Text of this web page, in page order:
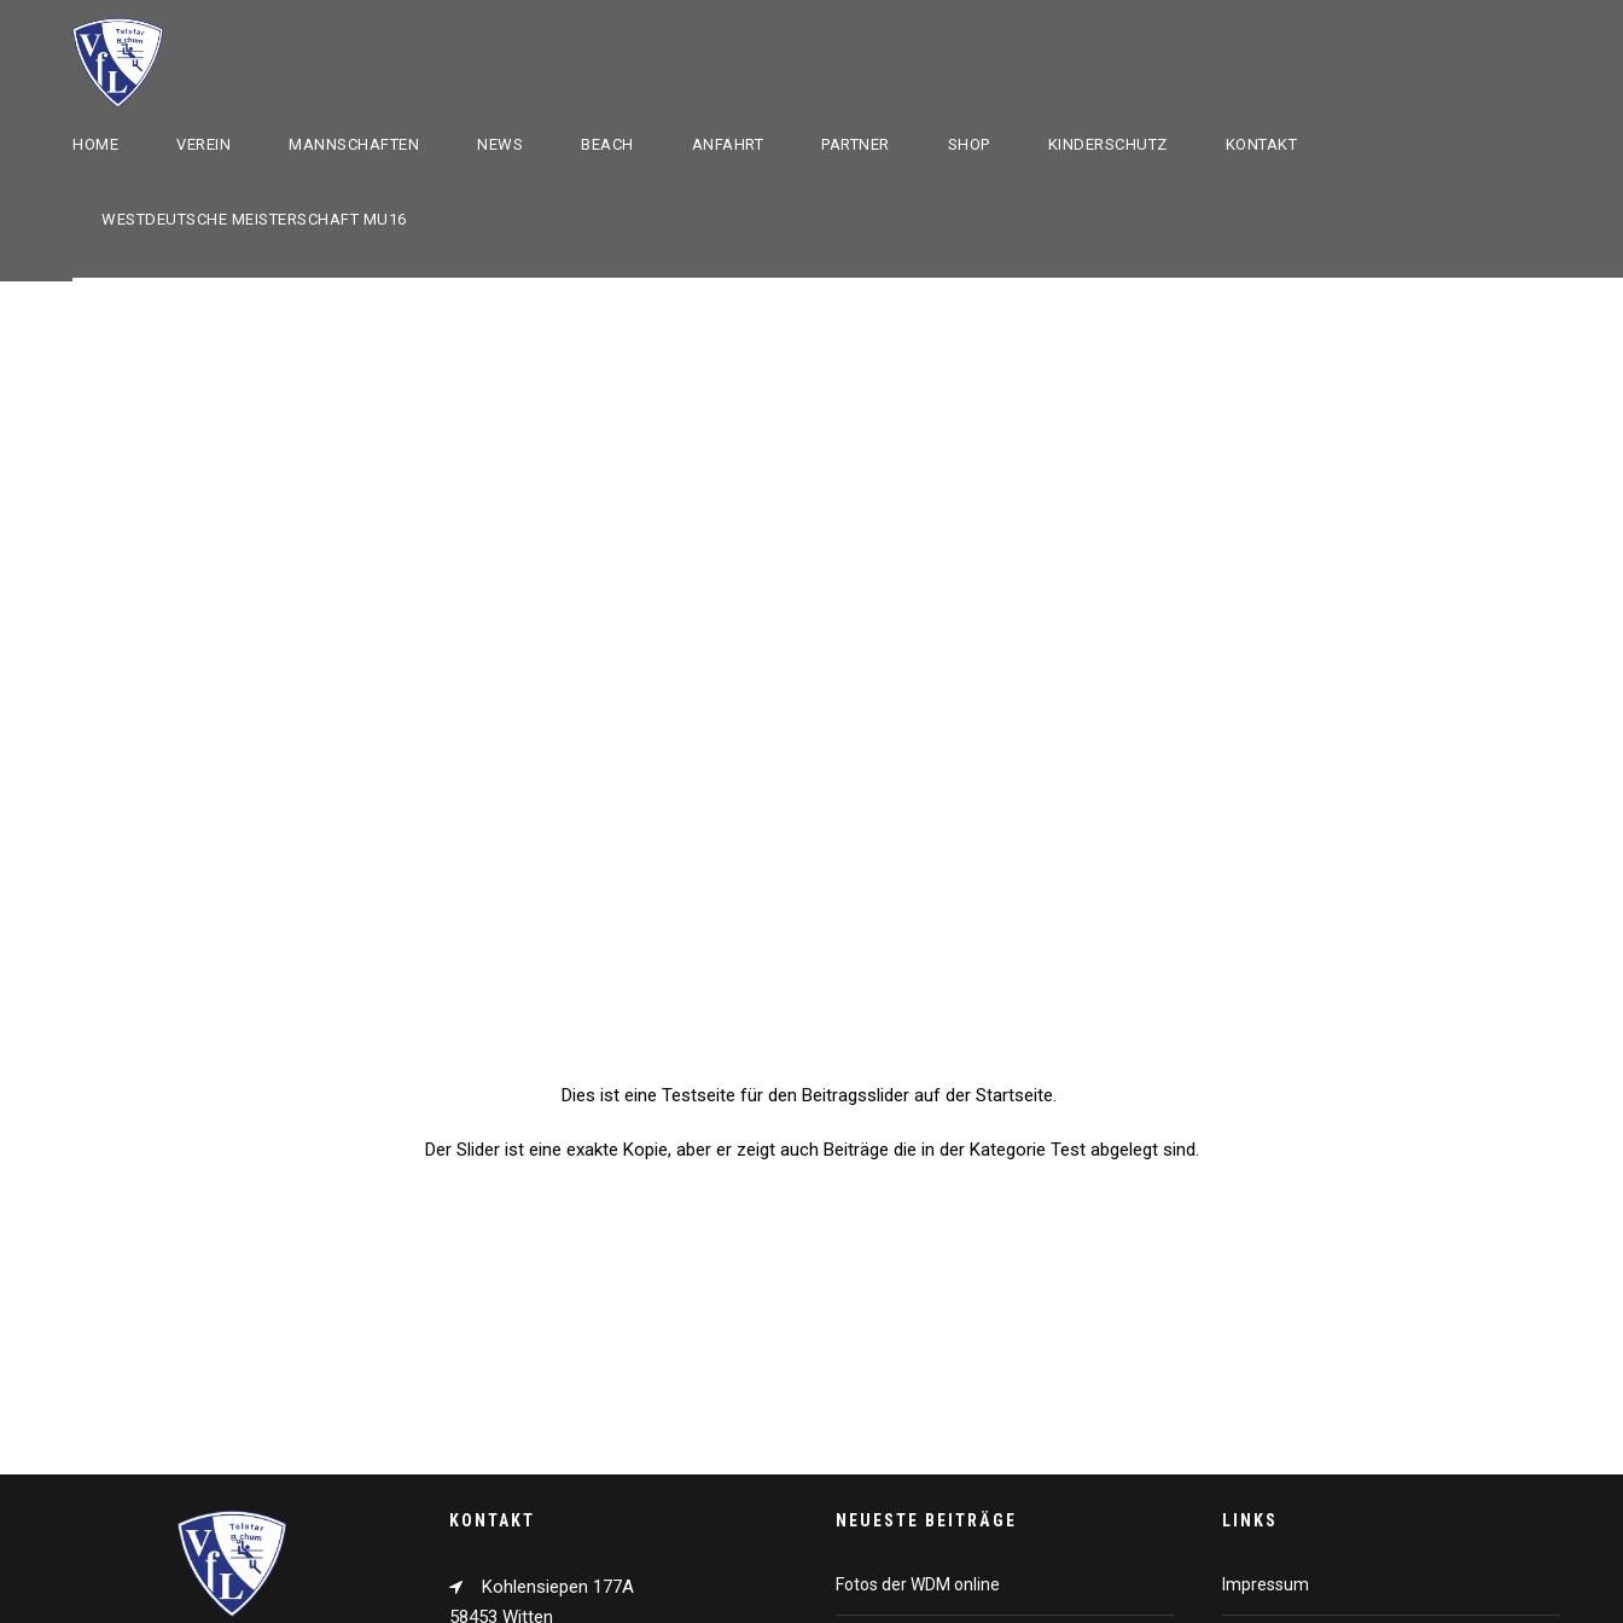
HOME VEREIN MANNSCHAFTEN NEWS BEACH ANFAHRT PARTNER SHOP KINDERSCHUTZ KONTAKT
WESTDEUTSCHE MEISTERSCHAFT MU16
Dies ist eine Testseite für den Beitragsslider auf der Startseite.
Der Slider ist eine exakte Kopie, aber er zeigt auch Beiträge die in der Kategorie Test abgelegt sind.
KONTAKT
Kohlensiepen 177A
58453 Witten
NEUESTE BEITRÄGE
Fotos der WDM online
LINKS
Impressum